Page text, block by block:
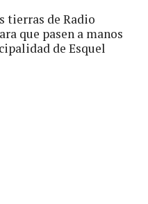
tierras de Radio
que pasen a manos
de Esquel